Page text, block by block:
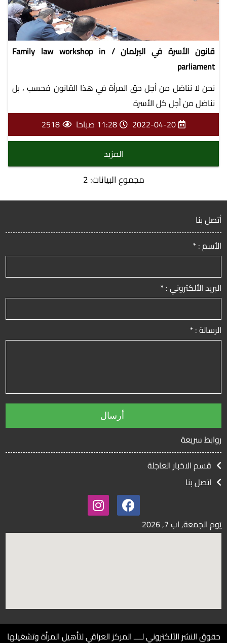
قانون الأسرة في البرلمان / Family law workshop in
parliament
نحن لا نناضل من أجل حق المرأة في هذا القانون فحسب ، بل
نناضل من أجل كل الأسرة
المزيد
2022-04-20 11:28 صباحا 2518
مجموع البيانات: 2
أتصل بنا
الأسم : *
البريد الألكتروني : *
الرسالة : *
روابط سريعة
قسم الاخبار العاجلة
اتصل بنا
يَوم الجمعة, اب
حقوق النشر الألكتروني لــــ المركز العراقي لتأهيل المرأة وتشغيلها